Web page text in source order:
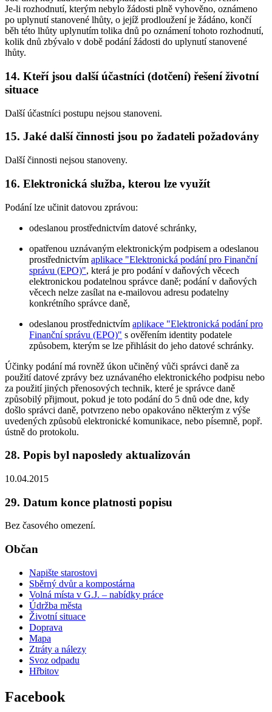
Je-li rozhodnutí, kterým nebylo žádosti plně vyhověno, oznámeno
po uplynutí stanovené lhůty, o jejíž prodloužení je žádáno, končí
běh této lhůty uplynutím tolika dnů po oznámení tohoto rozhodnutí,
kolik dnů zbývalo v době podání žádosti do uplynutí stanovené
lhůty.
14. Kteří jsou další účastníci (dotčení) řešení životní
situace
Další účastníci postupu nejsou stanoveni.
15. Jaké další činnosti jsou po žadateli požadovány
Další činnosti nejsou stanoveny.
16. Elektronická služba, kterou lze využít
Podání lze učinit datovou zprávou:
odeslanou prostřednictvím datové schránky,
opatřenou uznávaným elektronickým podpisem a odeslanou
prostřednictvím aplikace "Elektronická podání pro Finanční
správu (EPO)", která je pro podání v daňových věcech
elektronickou podatelnou správce daně; podání v daňových
věcech nelze zasílat na e-mailovou adresu podatelny
konkrétního správce daně,
odeslanou prostřednictvím aplikace "Elektronická podání pro
Finanční správu (EPO)" s ověřením identity podatele
způsobem, kterým se lze přihlásit do jeho datové schránky.
Účinky podání má rovněž úkon učiněný vůči správci daně za
použití datové zprávy bez uznávaného elektronického podpisu nebo
za použití jiných přenosových technik, které je správce daně
způsobilý přijmout, pokud je toto podání do 5 dnů ode dne, kdy
došlo správci daně, potvrzeno nebo opakováno některým z výše
uvedených způsobů elektronické komunikace, nebo písemně, popř.
ústně do protokolu.
28. Popis byl naposledy aktualizován
10.04.2015
29. Datum konce platnosti popisu
Bez časového omezení.
Občan
Napište starostovi
Sběrný dvůr a kompostárna
Volná místa v G.J. – nabídky práce
Údržba města
Životní situace
Doprava
Mapa
Ztráty a nálezy
Svoz odpadu
Hřbitov
Facebook